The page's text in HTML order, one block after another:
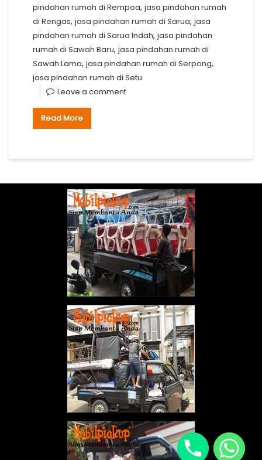
pindahan rumah di Rempoa, jasa pindahan rumah
di Rengas, jasa pindahan rumah di Sarua, jasa
pindahan rumah di Sarua Indah, jasa pindahan
rumah di Sawah Baru, jasa pindahan rumah di
Sawah Lama, jasa pindahan rumah di Serpong,
jasa pindahan rumah di Setu
Leave a comment
Read More